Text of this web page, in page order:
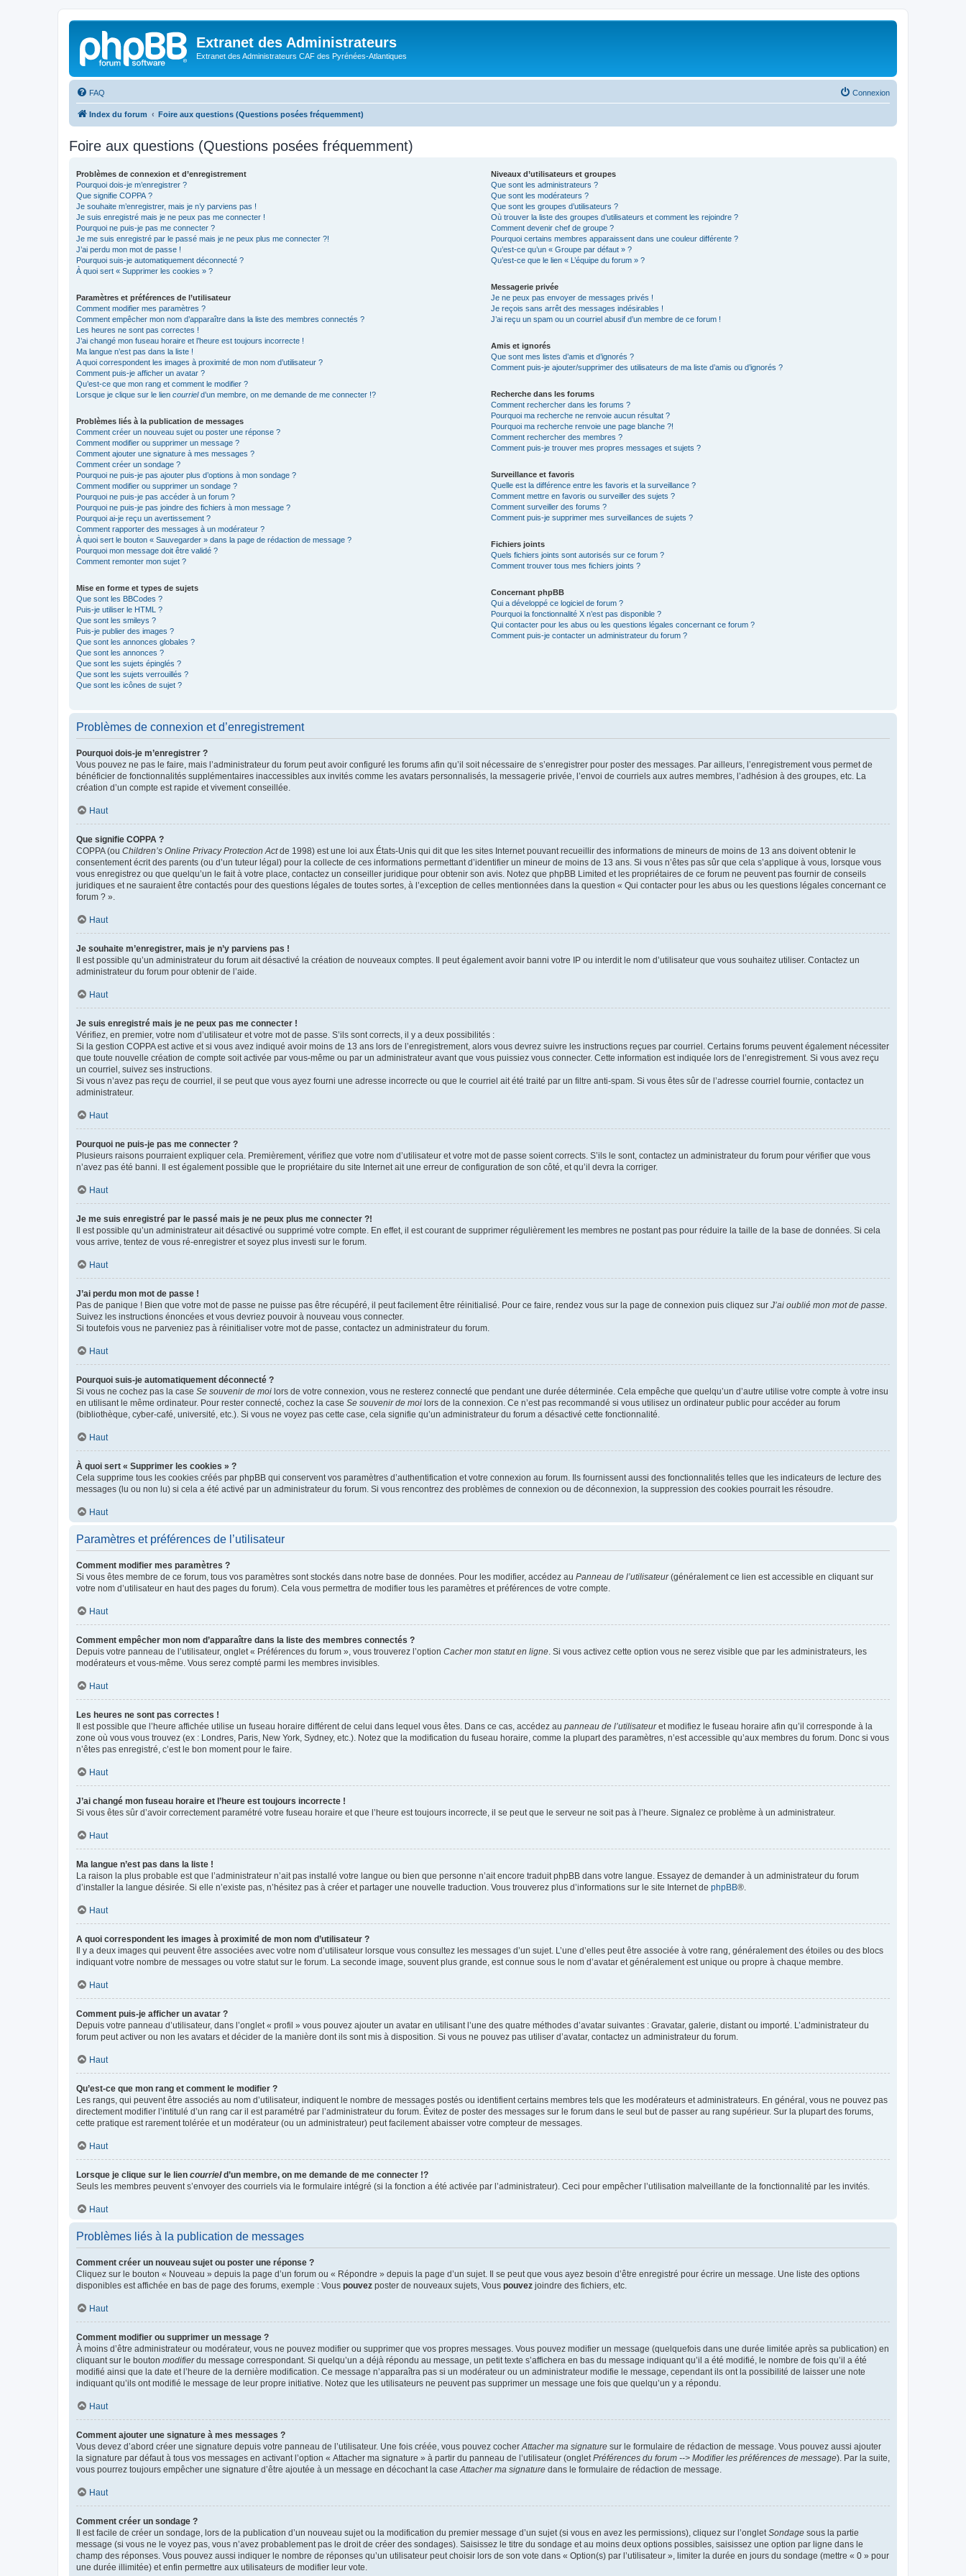
Extranet des Administrateurs
Extranet des Administrateurs CAF des Pyrénées-Atlantiques
FAQ Connexion
Index du forum Foire aux questions (Questions posées fréquemment)
Foire aux questions (Questions posées fréquemment)
Problèmes de connexion et d’enregistrement
Pourquoi dois-je m’enregistrer ?
Que signifie COPPA ?
Je souhaite m’enregistrer, mais je n’y parviens pas !
Je suis enregistré mais je ne peux pas me connecter !
Pourquoi ne puis-je pas me connecter ?
Je me suis enregistré par le passé mais je ne peux plus me connecter ?!
J’ai perdu mon mot de passe !
Pourquoi suis-je automatiquement déconnecté ?
À quoi sert « Supprimer les cookies » ?
Paramètres et préférences de l’utilisateur
Comment modifier mes paramètres ?
Comment empêcher mon nom d’apparaître dans la liste des membres connectés ?
Les heures ne sont pas correctes !
J’ai changé mon fuseau horaire et l’heure est toujours incorrecte !
Ma langue n’est pas dans la liste !
A quoi correspondent les images à proximité de mon nom d’utilisateur ?
Comment puis-je afficher un avatar ?
Qu’est-ce que mon rang et comment le modifier ?
Lorsque je clique sur le lien courrield’un membre, on me demande de me connecter !?
Problèmes liés à la publication de messages
Comment créer un nouveau sujet ou poster une réponse ?
Comment modifier ou supprimer un message ?
Comment ajouter une signature à mes messages ?
Comment créer un sondage ?
Pourquoi ne puis-je pas ajouter plus d’options à mon sondage ?
Comment modifier ou supprimer un sondage ?
Pourquoi ne puis-je pas accéder à un forum ?
Pourquoi ne puis-je pas joindre des fichiers à mon message ?
Pourquoi ai-je reçu un avertissement ?
Comment rapporter des messages à un modérateur ?
À quoi sert le bouton « Sauvegarder » dans la page de rédaction de message ?
Pourquoi mon message doit être validé ?
Comment remonter mon sujet ?
Mise en forme et types de sujets
Que sont les BBCodes ?
Puis-je utiliser le HTML ?
Que sont les smileys ?
Puis-je publier des images ?
Que sont les annonces globales ?
Que sont les annonces ?
Que sont les sujets épinglés ?
Que sont les sujets verrouillés ?
Que sont les icônes de sujet ?
Niveaux d’utilisateurs et groupes
Que sont les administrateurs ?
Que sont les modérateurs ?
Que sont les groupes d’utilisateurs ?
Où trouver la liste des groupes d’utilisateurs et comment les rejoindre ?
Comment devenir chef de groupe ?
Pourquoi certains membres apparaissent dans une couleur différente ?
Qu’est-ce qu’un « Groupe par défaut » ?
Qu’est-ce que le lien « L’équipe du forum » ?
Messagerie privée
Je ne peux pas envoyer de messages privés !
Je reçois sans arrêt des messages indésirables !
J’ai reçu un spam ou un courriel abusif d’un membre de ce forum !
Amis et ignorés
Que sont mes listes d’amis et d’ignorés ?
Comment puis-je ajouter/supprimer des utilisateurs de ma liste d’amis ou d’ignorés ?
Recherche dans les forums
Comment rechercher dans les forums ?
Pourquoi ma recherche ne renvoie aucun résultat ?
Pourquoi ma recherche renvoie une page blanche ?!
Comment rechercher des membres ?
Comment puis-je trouver mes propres messages et sujets ?
Surveillance et favoris
Quelle est la différence entre les favoris et la surveillance ?
Comment mettre en favoris ou surveiller des sujets ?
Comment surveiller des forums ?
Comment puis-je supprimer mes surveillances de sujets ?
Fichiers joints
Quels fichiers joints sont autorisés sur ce forum ?
Comment trouver tous mes fichiers joints ?
Concernant phpBB
Qui a développé ce logiciel de forum ?
Pourquoi la fonctionnalité X n’est pas disponible ?
Qui contacter pour les abus ou les questions légales concernant ce forum ?
Comment puis-je contacter un administrateur du forum ?
Problèmes de connexion et d’enregistrement
Pourquoi dois-je m’enregistrer ?
Vous pouvez ne pas le faire, mais l’administrateur du forum peut avoir configuré les forums afin qu’il soit nécessaire de s’enregistrer pour poster des messages. Par ailleurs, l’enregistrement vous permet de
bénéficier de fonctionnalités supplémentaires inaccessibles aux invités comme les avatars personnalisés, la messagerie privée, l’envoi de courriels aux autres membres, l’adhésion à des groupes, etc. La
création d’un compte est rapide et vivement conseillée.
Haut
Que signifie COPPA ?
COPPA (ou Children’s Online Privacy Protection Actde 1998) est une loi aux États-Unis qui dit que les sites Internet pouvant recueillir des informations de mineurs de moins de 13 ans doivent obtenir le
consentement écrit des parents (ou d’un tuteur légal) pour la collecte de ces informations permettant d’identifier un mineur de moins de 13 ans. Si vous n’êtes pas sûr que cela s’applique à vous, lorsque vous
vous enregistrez ou que quelqu’un le fait à votre place, contactez un conseiller juridique pour obtenir son avis. Notez que phpBB Limited et les propriétaires de ce forum ne peuvent pas fournir de conseils
juridiques et ne sauraient être contactés pour des questions légales de toutes sortes, à l’exception de celles mentionnées dans la question « Qui contacter pour les abus ou les questions légales concernant ce
forum ? ».
Haut
Je souhaite m’enregistrer, mais je n’y parviens pas !
Il est possible qu’un administrateur du forum ait désactivé la création de nouveaux comptes. Il peut également avoir banni votre IP ou interdit le nom d’utilisateur que vous souhaitez utiliser. Contactez un
administrateur du forum pour obtenir de l’aide.
Haut
Je suis enregistré mais je ne peux pas me connecter !
Vérifiez, en premier, votre nom d’utilisateur et votre mot de passe. S’ils sont corrects, il y a deux possibilités :
Si la gestion COPPA est active et si vous avez indiqué avoir moins de 13 ans lors de l’enregistrement, alors vous devrez suivre les instructions reçues par courriel. Certains forums peuvent également nécessiter
que toute nouvelle création de compte soit activée par vous-même ou par un administrateur avant que vous puissiez vous connecter. Cette information est indiquée lors de l’enregistrement. Si vous avez reçu
un courriel, suivez ses instructions.
Si vous n’avez pas reçu de courriel, il se peut que vous ayez fourni une adresse incorrecte ou que le courriel ait été traité par un filtre anti-spam. Si vous êtes sûr de l’adresse courriel fournie, contactez un
administrateur.
Haut
Pourquoi ne puis-je pas me connecter ?
Plusieurs raisons pourraient expliquer cela. Premièrement, vérifiez que votre nom d’utilisateur et votre mot de passe soient corrects. S’ils le sont, contactez un administrateur du forum pour vérifier que vous
n’avez pas été banni. Il est également possible que le propriétaire du site Internet ait une erreur de configuration de son côté, et qu’il devra la corriger.
Haut
Je me suis enregistré par le passé mais je ne peux plus me connecter ?!
Il est possible qu’un administrateur ait désactivé ou supprimé votre compte. En effet, il est courant de supprimer régulièrement les membres ne postant pas pour réduire la taille de la base de données. Si cela
vous arrive, tentez de vous ré-enregistrer et soyez plus investi sur le forum.
Haut
J’ai perdu mon mot de passe !
Pas de panique ! Bien que votre mot de passe ne puisse pas être récupéré, il peut facilement être réinitialisé. Pour ce faire, rendez vous sur la page de connexion puis cliquez sur J’ai oublié mon mot de passe
Suivez les instructions énoncées et vous devriez pouvoir à nouveau vous connecter.
Si toutefois vous ne parveniez pas à réinitialiser votre mot de passe, contactez un administrateur du forum.
Haut
Pourquoi suis-je automatiquement déconnecté ?
Si vous ne cochez pas la case Se souvenir de moi lors de votre connexion, vous ne resterez connecté que pendant une durée déterminée. Cela empêche que quelqu’un d’autre utilise votre compte à votre insu
en utilisant le même ordinateur. Pour rester connecté, cochez la case Se souvenir de moi lors de la connexion. Ce n’est pas recommandé si vous utilisez un ordinateur public pour accéder au forum
(bibliothèque, cyber-café, université, etc.). Si vous ne voyez pas cette case, cela signifie qu’un administrateur du forum a désactivé cette fonctionnalité.
Haut
À quoi sert « Supprimer les cookies » ?
Cela supprime tous les cookies créés par phpBB qui conservent vos paramètres d’authentification et votre connexion au forum. Ils fournissent aussi des fonctionnalités telles que les indicateurs de lecture des
messages (lu ou non lu) si cela a été activé par un administrateur du forum. Si vous rencontrez des problèmes de connexion ou de déconnexion, la suppression des cookies pourrait les résoudre.
Haut
Paramètres et préférences de l’utilisateur
Comment modifier mes paramètres ?
Si vous êtes membre de ce forum, tous vos paramètres sont stockés dans notre base de données. Pour les modifier, accédez au Panneau de l’utilisateur(généralement ce lien est accessible en cliquant sur
votre nom d’utilisateur en haut des pages du forum). Cela vous permettra de modifier tous les paramètres et préférences de votre compte.
Haut
Comment empêcher mon nom d’apparaître dans la liste des membres connectés ?
Depuis votre panneau de l’utilisateur, onglet « Préférences du forum », vous trouverez l’option Cacher mon statut en ligne . Si vous activez cette option vous ne serez visible que par les administrateurs, les
modérateurs et vous-même. Vous serez compté parmi les membres invisibles.
Haut
Les heures ne sont pas correctes !
Il est possible que l’heure affichée utilise un fuseau horaire différent de celui dans lequel vous êtes. Dans ce cas, accédez au panneau de l’utilisateuret modifiez le fuseau horaire afin qu’il corresponde à la
zone où vous vous trouvez (ex : Londres, Paris, New York, Sydney, etc.). Notez que la modification du fuseau horaire, comme la plupart des paramètres, n’est accessible qu’aux membres du forum. Donc si vous
n’êtes pas enregistré, c’est le bon moment pour le faire.
Haut
J’ai changé mon fuseau horaire et l’heure est toujours incorrecte !
Si vous êtes sûr d’avoir correctement paramétré votre fuseau horaire et que l’heure est toujours incorrecte, il se peut que le serveur ne soit pas à l’heure. Signalez ce problème à un administrateur.
Haut
Ma langue n’est pas dans la liste !
La raison la plus probable est que l’administrateur n’ait pas installé votre langue ou bien que personne n’ait encore traduit phpBB dans votre langue. Essayez de demander à un administrateur du forum
d’installer la langue désirée. Si elle n’existe pas, n’hésitez pas à créer et partager une nouvelle traduction. Vous trouverez plus d’informations sur le site Internet de phpBB®.
Haut
A quoi correspondent les images à proximité de mon nom d’utilisateur ?
Il y a deux images qui peuvent être associées avec votre nom d’utilisateur lorsque vous consultez les messages d’un sujet. L’une d’elles peut être associée à votre rang, généralement des étoiles ou des blocs
indiquant votre nombre de messages ou votre statut sur le forum. La seconde image, souvent plus grande, est connue sous le nom d’avatar et généralement est unique ou propre à chaque membre.
Haut
Comment puis-je afficher un avatar ?
Depuis votre panneau d’utilisateur, dans l’onglet « profil » vous pouvez ajouter un avatar en utilisant l’une des quatre méthodes d’avatar suivantes : Gravatar, galerie, distant ou importé. L’administrateur du
forum peut activer ou non les avatars et décider de la manière dont ils sont mis à disposition. Si vous ne pouvez pas utiliser d’avatar, contactez un administrateur du forum.
Haut
Qu’est-ce que mon rang et comment le modifier ?
Les rangs, qui peuvent être associés au nom d’utilisateur, indiquent le nombre de messages postés ou identifient certains membres tels que les modérateurs et administrateurs. En général, vous ne pouvez pas
directement modifier l’intitulé d’un rang car il est paramétré par l’administrateur du forum. Évitez de poster des messages sur le forum dans le seul but de passer au rang supérieur. Sur la plupart des forums,
cette pratique est rarement tolérée et un modérateur (ou un administrateur) peut facilement abaisser votre compteur de messages.
Haut
Lorsque je clique sur le lien courrield’un membre, on me demande de me connecter !?
Seuls les membres peuvent s’envoyer des courriels via le formulaire intégré (si la fonction a été activée par l’administrateur). Ceci pour empêcher l’utilisation malveillante de la fonctionnalité par les invités.
Haut
Problèmes liés à la publication de messages
Comment créer un nouveau sujet ou poster une réponse ?
Cliquez sur le bouton « Nouveau » depuis la page d’un forum ou « Répondre » depuis la page d’un sujet. Il se peut que vous ayez besoin d’être enregistré pour écrire un message. Une liste des options
disponibles est affichée en bas de page des forums, exemple : Vous pouvez poster de nouveaux sujets, Vous pouvez joindre des fichiers, etc.
Haut
Comment modifier ou supprimer un message ?
À moins d’être administrateur ou modérateur, vous ne pouvez modifier ou supprimer que vos propres messages. Vous pouvez modifier un message (quelquefois dans une durée limitée après sa publication) en
cliquant sur le bouton modifierdu message correspondant. Si quelqu’un a déjà répondu au message, un petit texte s’affichera en bas du message indiquant qu’il a été modifié, le nombre de fois qu’il a été
modifié ainsi que la date et l’heure de la dernière modification. Ce message n’apparaîtra pas si un modérateur ou un administrateur modifie le message, cependant ils ont la possibilité de laisser une note
indiquant qu’ils ont modifié le message de leur propre initiative. Notez que les utilisateurs ne peuvent pas supprimer un message une fois que quelqu’un y a répondu.
Haut
Comment ajouter une signature à mes messages ?
Vous devez d’abord créer une signature depuis votre panneau de l’utilisateur. Une fois créée, vous pouvez cocher Attacher ma signature sur le formulaire de rédaction de message. Vous pouvez aussi ajouter
la signature par défaut à tous vos messages en activant l’option « Attacher ma signature » à partir du panneau de l’utilisateur (onglet Préférences du forum --> Modifier les préférences de message). Par la suite,
vous pourrez toujours empêcher une signature d’être ajoutée à un message en décochant la case Attacher ma signature dans le formulaire de rédaction de message.
Haut
Comment créer un sondage ?
Il est facile de créer un sondage, lors de la publication d’un nouveau sujet ou la modification du premier message d’un sujet (si vous en avez les permissions), cliquez sur l’onglet Sondage sous la partie
message (si vous ne le voyez pas, vous n’avez probablement pas le droit de créer des sondages). Saisissez le titre du sondage et au moins deux options possibles, saisissez une option par ligne dans le
champ des réponses. Vous pouvez aussi indiquer le nombre de réponses qu’un utilisateur peut choisir lors de son vote dans « Option(s) par l’utilisateur », limiter la durée en jours du sondage (mettre « 0 » pour
une durée illimitée) et enfin permettre aux utilisateurs de modifier leur vote.